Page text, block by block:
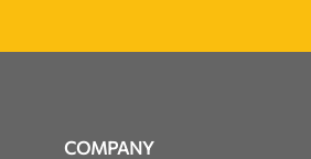
COMPANY